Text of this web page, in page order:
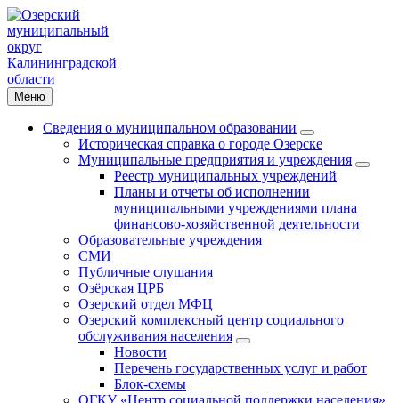
Меню
Сведения о муниципальном образовании
Историческая справка о городе Озерске
Муниципальные предприятия и учреждения
Реестр муниципальных учреждений
Планы и отчеты об исполнении
муниципальными учреждениями плана
финансово-хозяйственной деятельности
Образовательные учреждения
СМИ
Публичные слушания
Озёрская ЦРБ
Озерский отдел МФЦ
Озерский комплексный центр социального
обслуживания населения
Новости
Перечень государственных услуг и работ
Блок-схемы
ОГКУ «Центр социальной поддержки населения»